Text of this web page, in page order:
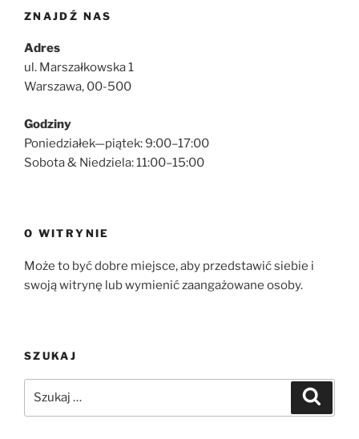
ZNAJDŹ NAS
Adres
ul. Marszałkowska 1
Warszawa, 00-500
Godziny
Poniedziałek—piątek: 9:00–17:00
Sobota & Niedziela: 11:00–15:00
O WITRYNIE
Może to być dobre miejsce, aby przedstawić siebie i
swoją witrynę lub wymienić zaangażowane osoby.
SZUKAJ